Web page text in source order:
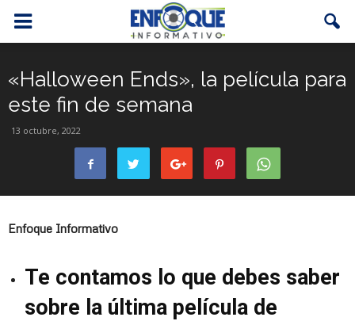
«Halloween Ends», la película para
este fin de semana
13 octubre, 2022
Enfoque Informativo
Te contamos lo que debes saber
sobre la última película de